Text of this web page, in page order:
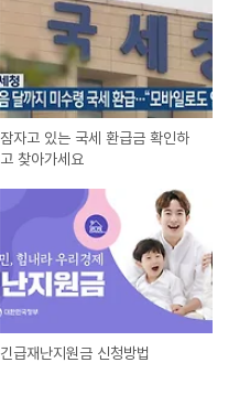
잠자고 있는 국세 환급금 확인하
고 찾아가세요
긴급재난지원금 신청방법